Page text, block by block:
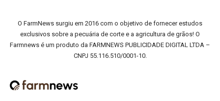
O FarmNews surgiu em 2016 com o objetivo de fornecer estudos
exclusivos sobre a pecuária de corte e a agricultura de grãos! O
Farmnews é um produto da FARMNEWS PUBLICIDADE DIGITAL LTDA –
CNPJ 55.116.510/0001-10.